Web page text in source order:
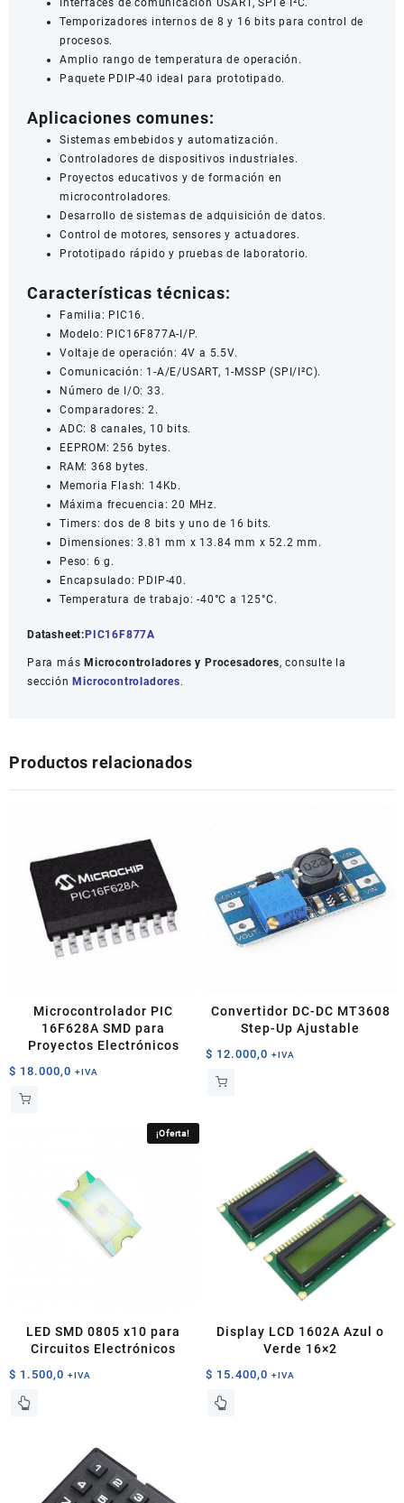
Temporizadores internos de 8 y 16 bits para control de
procesos.
Amplio rango de temperatura de operación.
Paquete PDIP-40 ideal para prototipado.
Aplicaciones comunes:
Sistemas embebidos y automatización.
Controladores de dispositivos industriales.
Proyectos educativos y de formación en
microcontroladores.
Desarrollo de sistemas de adquisición de datos.
Control de motores, sensores y actuadores.
Prototipado rápido y pruebas de laboratorio.
Características técnicas:
Familia: PIC16.
Modelo: PIC16F877A-I/P.
Voltaje de operación: 4V a 5.5V.
Comunicación: 1-A/E/USART, 1-MSSP (SPI/I²C).
Número de I/O: 33.
Comparadores: 2.
ADC: 8 canales, 10 bits.
EEPROM: 256 bytes.
RAM: 368 bytes.
Memoria Flash: 14Kb.
Máxima frecuencia: 20 MHz.
Timers: dos de 8 bits y uno de 16 bits.
Dimensiones: 3.81 mm x 13.84 mm x 52.2 mm.
Peso: 6 g.
Encapsulado: PDIP-40.
Temperatura de trabajo: -40°C a 125°C.
Datasheet:PIC16F877A
Para másMicrocontroladores y Procesadores, consulte la
secciónMicrocontroladores.
Productos relacionados
Microcontrolador PIC
16F628A SMD para
Proyectos Electrónicos
$ 18.000,0 +IVA
Convertidor DC-DC MT3608
Step-Up Ajustable
$ 12.000,0 +IVA
¡Oferta!
LED SMD 0805 x10 para
Circuitos Electrónicos
$ 1.500,0 +IVA
Este
Display LCD 1602A Azul o
Verde 16×2
$ 15.400,0 +IVA
Este